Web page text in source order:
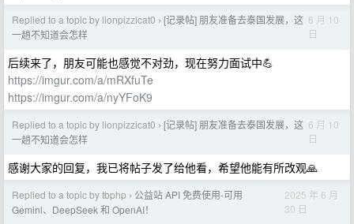
Replied to a topic by lionpizzicat0 › [记录帖] 朋友准备去泰国发展，这
一趟不知道会怎样
6 月 10
日
后续来了，朋友可能也感觉不对劲，现在努力面试中💪
https://imgur.com/a/mRXfuTe
https://imgur.com/a/nyYFoK9
Replied to a topic by lionpizzicat0 › [记录帖] 朋友准备去泰国发展，这
一趟不知道会怎样
6 月 10
日
感谢大家的回复，我已将帖子发了给他看，希望他能有所改观🙏
Replied to a topic by tbphp › 公益站 API 免费使用-可用
Gemini、DeepSeek 和 OpenAI！
2025 年 6 月
30 日